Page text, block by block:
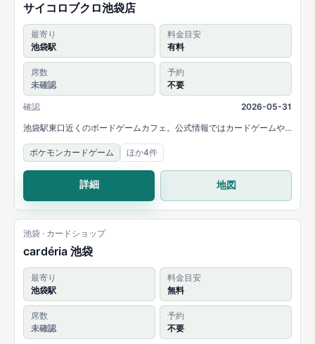
サイコロブクロ池袋店
最寄り
池袋駅
料金目安
有料
席数
未確認
予約
不要
確認
2026-05-31
池袋駅東口近くのボードゲームカフェ。公式情報ではカードゲームや
TCGの持ち込みも可能と案内されています。
ポケモンカードゲーム
ほか4件
詳細 地図
池袋 · カードショップ
cardéria 池袋
最寄り
池袋駅
料金目安
無料
席数
未確認
予約
不要